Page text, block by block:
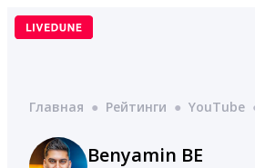
Перейти
Главная ● Рейтинги ● YouTube
Benyamin BE